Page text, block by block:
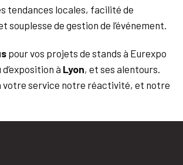
tendances locales, facilité de
souplesse de gestion de l’événement.
pour vos projets de stands à Eurexpo
à Lyon, et ses alentours.
votre service notre réactivité, et notre